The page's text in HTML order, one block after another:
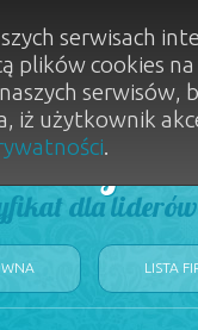
Dobry
dla
LISTA
serwisach
plików cookies
iż użytkownik
.